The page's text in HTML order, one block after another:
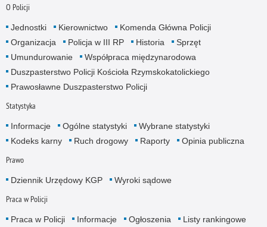
O Policji
Jednostki Kierownictwo
Komenda Główna Policji
Organizacja
Policja w III RP Historia
Sprzęt
Umundurowanie
Współpraca międzynarodowa
Duszpasterstwo Policji Kościoła Rzymskokatolickiego
Prawosławne Duszpasterstwo Policji
Statystyka
Informacje Ogólne statystyki
Wybrane statystyki
Kodeks karny
Ruch drogowy Raporty Opinia publiczna
Prawo
Dziennik Urzędowy KGP Wyroki sądowe
Praca w Policji
Praca w Policji Informacje Ogłoszenia
Listy rankingowe